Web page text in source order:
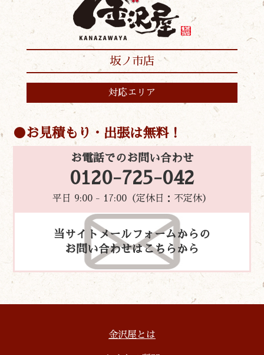
坂ノ市店
対応エリア
お見積もり・出張は無料！
お電話でのお問い合わせ
0120-725-042
平日 9:00 - 17:00（定休日：不定休）
当サイトメールフォームからの
お問い合わせはこちらから
金沢屋とは